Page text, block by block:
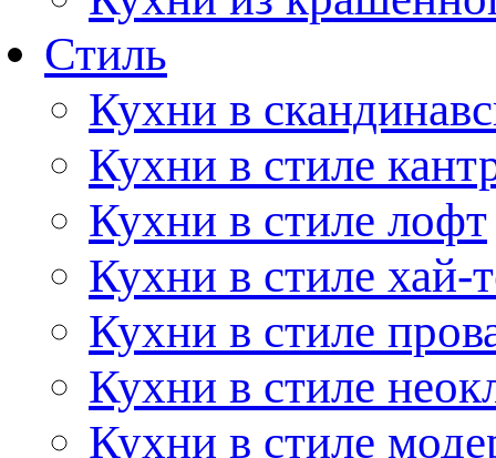
Стиль
Кухни в
Кухни в стиле
Кухни в стиле лофт
Кухни в стиле хай-
Кухни в стиле
Кухни в стиле
Кухни в стиле